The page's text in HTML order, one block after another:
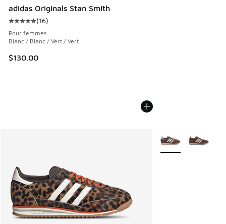
adidas Originals Stan Smith
Cote moyenne du client - [5 sur 5 étoiles], 16
(16)
Pour femmes
Blanc / Blanc / Vert / Vert
$130.00
Plus de couleurs